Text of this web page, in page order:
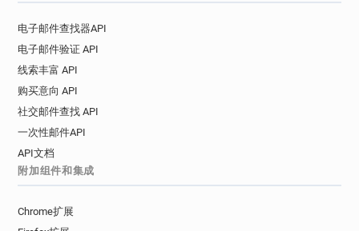
电子邮件查找器API
电子邮件验证 API
线索丰富 API
购买意向 API
社交邮件查找 API
一次性邮件API
API文档
附加组件和集成
Chrome扩展